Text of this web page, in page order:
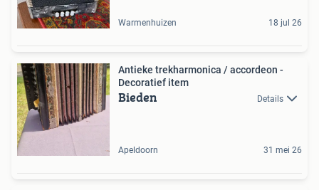
Warmenhuizen 18 jul 26
Antieke trekharmonica / accordeon -
Decoratief item
Bieden Details
Apeldoorn 31 mei 26